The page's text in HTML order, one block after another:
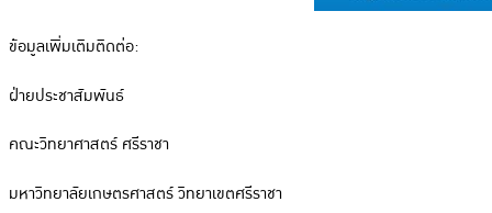
ข้อมูลเพิ่มเติมติดต่อ:
ฝ่ายประชาสัมพันธ์
คณะวิทยาศาสตร์ ศรีราชา
มหาวิทยาลัยเกษตรศาสตร์ วิทยาเขตศรีราชา